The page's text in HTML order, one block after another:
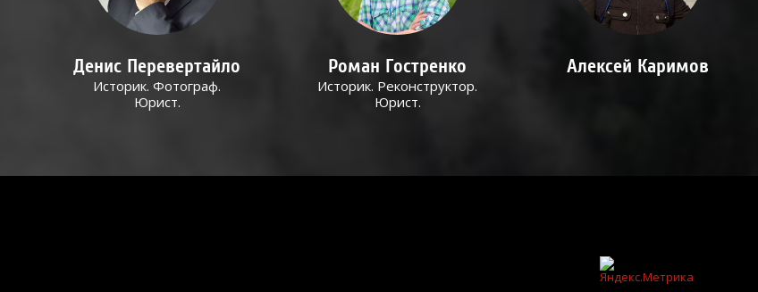
Денис Перевертайло
Историк. Фотограф.
Юрист.
Роман Гостренко
Историк. Реконструктор.
Юрист.
Алексей Каримов